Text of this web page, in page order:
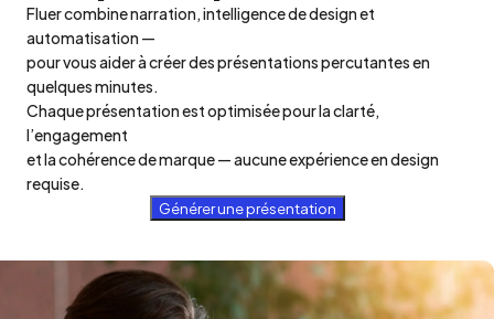
Fluer combine narration, intelligence de design et
automatisation —
pour vous aider à créer des présentations percutantes en
quelques minutes.
Chaque présentation est optimisée pour la clarté,
l’engagement
et la cohérence de marque — aucune expérience en design
requise.
Générer une présentation